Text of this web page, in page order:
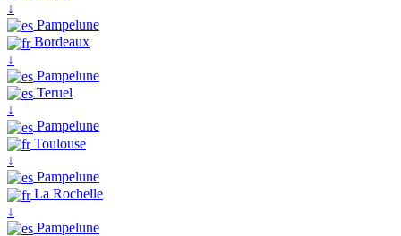
↓
Pampelune
Bordeaux
↓
Pampelune
Teruel
↓
Pampelune
Toulouse
↓
Pampelune
La Rochelle
↓
Pampelune